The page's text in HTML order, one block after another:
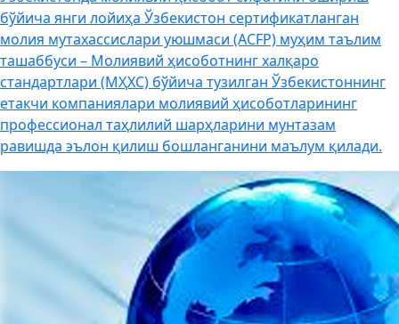
бўйича янги лойиҳа Ўзбекистон сертификатланган
молия мутахассислари уюшмаси (ACFP) муҳим таълим
ташаббуси – Молиявий ҳисоботнинг халқаро
стандартлари (МҲХС) бўйича тузилган Ўзбекистоннинг
етакчи компаниялари молиявий ҳисоботларининг
профессионал таҳлилий шарҳларини мунтазам
равишда эълон қилиш бошланганини маълум қилади.